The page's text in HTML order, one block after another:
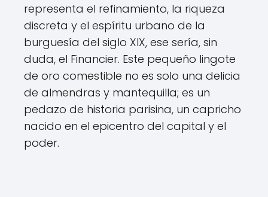
representa el refinamiento, la riqueza
discreta y el espíritu urbano de la
burguesía del siglo XIX, ese sería, sin
duda, el Financier. Este pequeño lingote
de oro comestible no es solo una delicia
de almendras y mantequilla; es un
pedazo de historia parisina, un capricho
nacido en el epicentro del capital y el
poder.